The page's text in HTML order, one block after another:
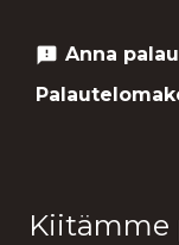
feedback Anna
Kiitämme